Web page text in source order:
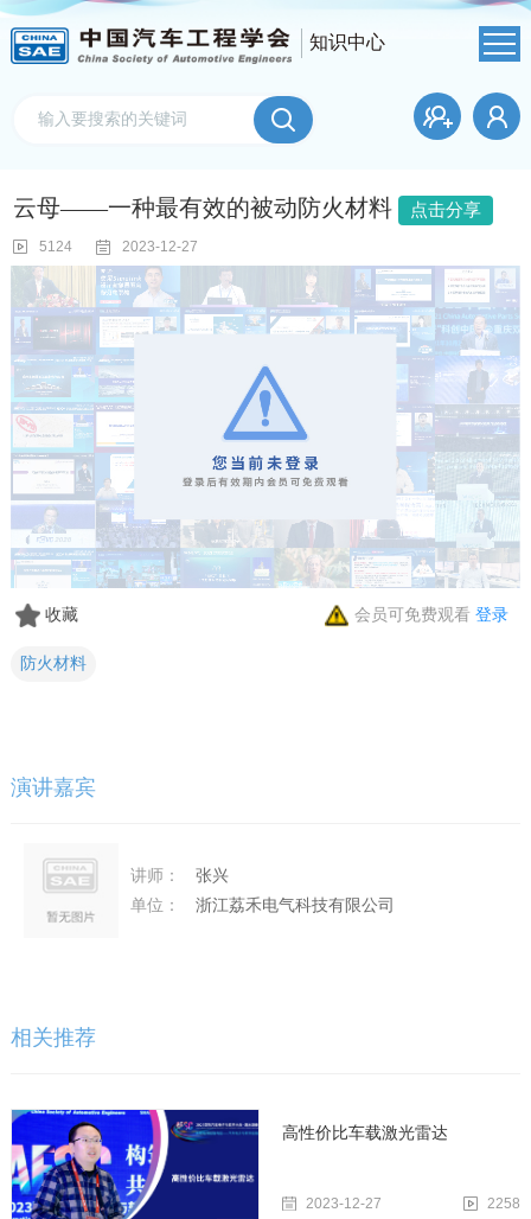
知识中心
云母——一种最有效的被动防火材料 点击分享
5124 2023-12-27
收藏 会员可免费观看登录
防火材料
演讲嘉宾
讲师：
张兴
单位：
浙江荔禾电气科技有限公司
相关推荐
高性价比车载激光雷达
2023-12-27 2258